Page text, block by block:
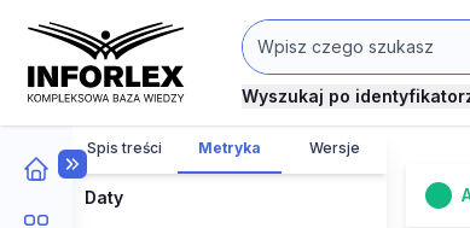
Wyszukaj po
Spis treści Metryka Wersje
Daty